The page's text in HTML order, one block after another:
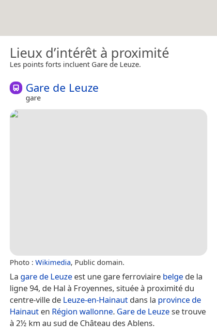
Lieux d’intérêt à proximité
Les points forts incluent Gare de Leuze.
Gare de Leuze
gare
Photo : Wikimedia, Public domain.
La gare de Leuze est une gare ferroviaire belge de la
ligne 94, de Hal à Froyennes, située à proximité du
centre-ville de Leuze-en-Hainaut dans la province de
Hainaut en Région wallonne. Gare de Leuzese trouve
à 2½ km au sud de Château des Ablens.